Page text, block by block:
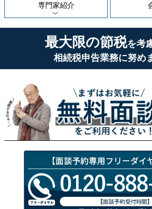
専門家紹介
最大限の節税を考
相続税申告業務に努め